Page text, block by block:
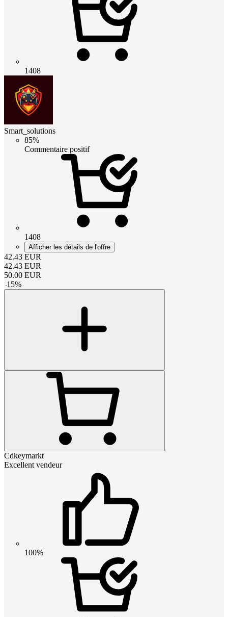
1408
Smart_solutions
85%
Commentaire positif
1408
Afficher les détails de l'offre
42.43 EUR
42.43 EUR
50.00 EUR
-15%
Cdkeymarkt
Excellent vendeur
100%